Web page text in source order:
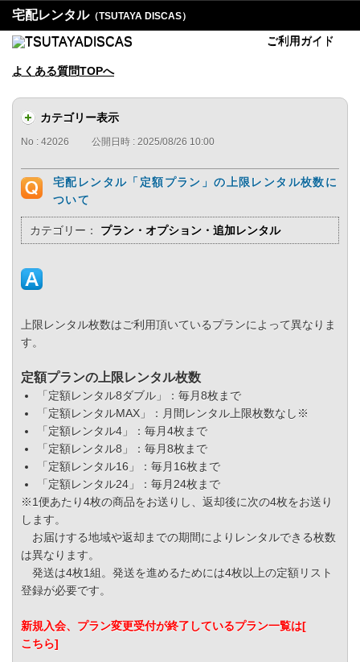
宅配レンタル（TSUTAYA DISCAS）
ご利用ガイド
よくある質問TOPへ
カテゴリー表示
No : 42026 公開日時 : 2025/08/26 10:00
宅配レンタル「定額プラン」の上限レンタル枚数に
ついて
カテゴリー： プラン・オプション・追加レンタル
上限レンタル枚数はご利用頂いているプランによって異なりま
す。
定額プランの上限レンタル枚数
「定額レンタル8ダブル」：毎月8枚まで
「定額レンタルMAX」：月間レンタル上限枚数なし※
「定額レンタル4」：毎月4枚まで
「定額レンタル8」：毎月8枚まで
「定額レンタル16」：毎月16枚まで
「定額レンタル24」：毎月24枚まで
※1便あたり4枚の商品をお送りし、返却後に次の4枚をお送り
します。
お届けする地域や返却までの期間によりレンタルできる枚数
は異なります。
発送は4枚1組。発送を進めるためには4枚以上の定額リスト
登録が必要です。
新規入会、プラン変更受付が終了しているプラン一覧は[
こちら]